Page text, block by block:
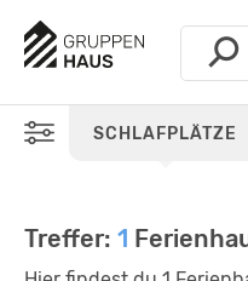
SCHLAFPLÄTZE
Treffer: 1